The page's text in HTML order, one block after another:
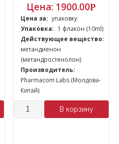
Цена: 1900.00Р
Цена за: упаковку
Упаковка: 1 флакон (10ml)
Действующее вещество:
метандиенон
(метандростенолон)
Производитель:
Pharmacom Labs (Молдова-
Китай)
Количество В корзину